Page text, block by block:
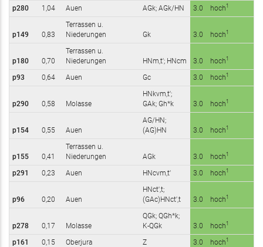
p280 1,04 Auen AGk; AGk/HN 3.0 hoch1
p149 0,83
Terrassen u.
Niederungen
Gk 3.0 hoch1
p180 0,70
Terrassen u.
Niederungen
HNm,t'; HNcm 3.0 hoch1
p93 0,64 Auen Gc 3.0 hoch1
p290 0,58 Molasse
HNkvm,t';
GAk; Gh*k
3.0 hoch1
p154 0,55 Auen
AG/HN;
(AG)HN
3.0 hoch1
p155 0,41
Terrassen u.
Niederungen
AGk 3.0 hoch1
p291 0,23 Auen HNcvm,t' 3.0 hoch1
p96 0,20 Auen
HNct',t;
(GAc)HNct',t
3.0 hoch1
p278 0,17 Molasse
QGk; QGh*k;
K-QGk
3.0 hoch1
p161 0,15 Oberjura Z 3.0 hoch1